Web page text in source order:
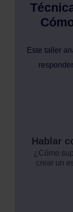
Este taller
Hablar
¿Cómo
crear un